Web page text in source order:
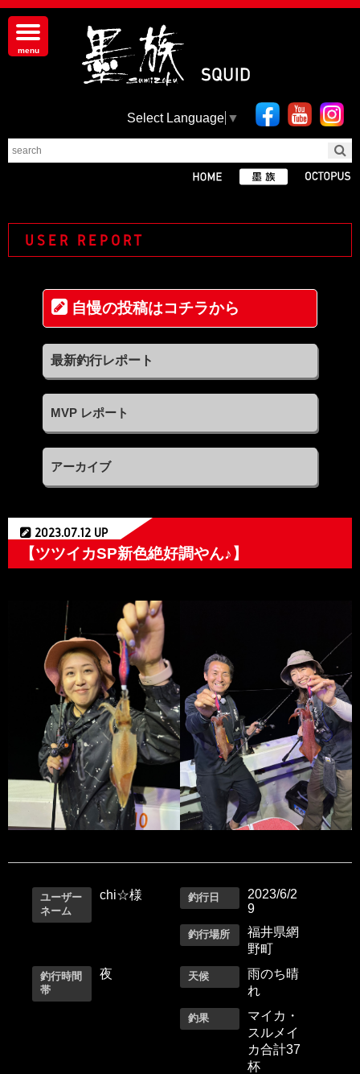
Select Language ▼
USER REPORT
自慢の投稿はコチラから
MVP レポート
アーカイブ
2023.07.12 UP
【ツツイカSP新色絶好調やん♪】
ユーザー
ネーム
chi☆様 釣行日
2023/6/2
9
釣行場所
福井県網
野町
釣行時間
帯
夜 天候
雨のち晴
れ
釣果
マイカ・
スルメイ
カ合計37
杯